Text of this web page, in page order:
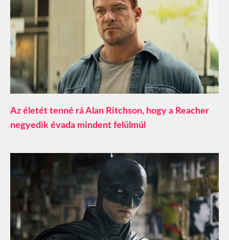
Az életét tenné rá Alan Ritchson, hogy a Reacher
negyedik évada mindent felülmúl